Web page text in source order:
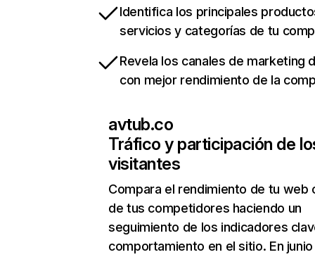
Identifica los principales
servicios y categorías de tu
Revela los canales de marketing
con mejor rendimiento de la
avtub.co
Tráfico y participación de
visitantes
Compara el rendimiento de tu web
de tus competidores haciendo un
seguimiento de los indicadores
comportamiento en el sitio. En junio